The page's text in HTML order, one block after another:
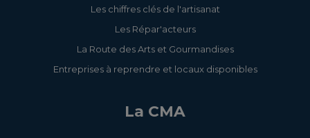
Les chiffres clés de l'artisanat
Les Répar'acteurs
La Route des Arts et Gourmandises
Entreprises à reprendre et locaux disponibles
La CMA